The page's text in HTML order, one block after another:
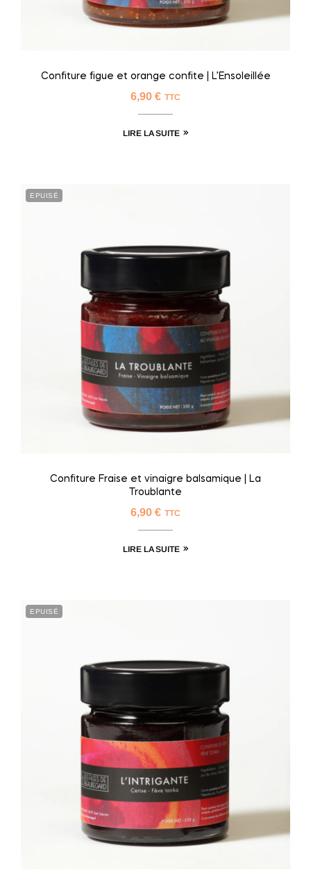
Confiture figue et orange confite | L’Ensoleillée
6,90 € TTC
LIRE LA SUITE
EPUISÉ
Confiture Fraise et vinaigre balsamique | La
Troublante
6,90 € TTC
LIRE LA SUITE
EPUISÉ